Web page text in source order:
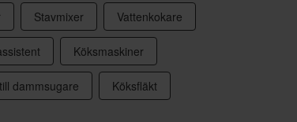
Stavmixer Vattenkokare
Köksmaskiner
dammsugare Köksfläkt